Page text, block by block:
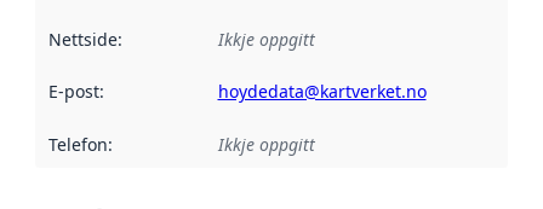
Nettside: Ikkje oppgitt
E-post: hoydedata@kartverket.no
Telefon: Ikkje oppgitt